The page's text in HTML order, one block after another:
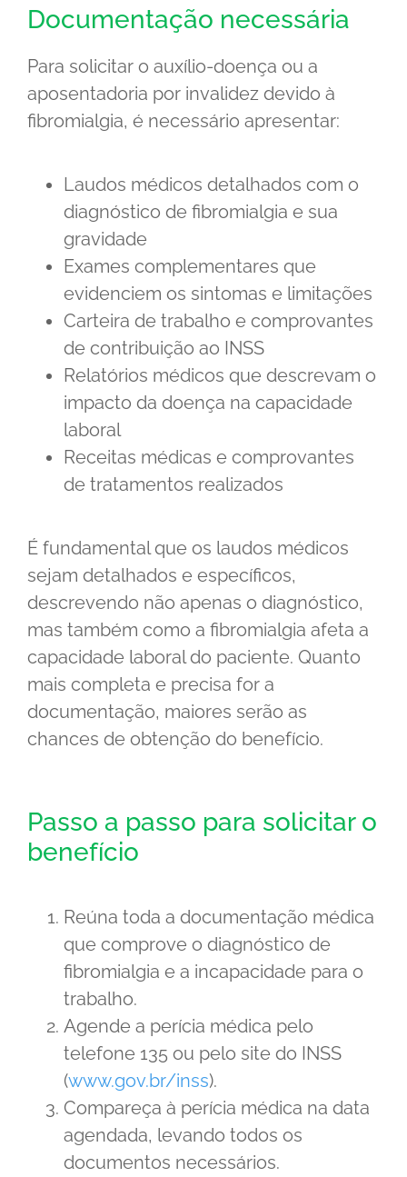
Documentação necessária
Para solicitar o auxílio-doença ou a
aposentadoria por invalidez devido à
fibromialgia, é necessário apresentar:
Laudos médicos detalhados com o
diagnóstico de fibromialgia e sua
gravidade
Exames complementares que
evidenciem os sintomas e limitações
Carteira de trabalho e comprovantes
de contribuição ao INSS
Relatórios médicos que descrevam o
impacto da doença na capacidade
laboral
Receitas médicas e comprovantes
de tratamentos realizados
É fundamental que os laudos médicos
sejam detalhados e específicos,
descrevendo não apenas o diagnóstico,
mas também como a fibromialgia afeta a
capacidade laboral do paciente. Quanto
mais completa e precisa for a
documentação, maiores serão as
chances de obtenção do benefício.
Passo a passo para solicitar o
benefício
Reúna toda a documentação médica
que comprove o diagnóstico de
fibromialgia e a incapacidade para o
trabalho.
Agende a perícia médica pelo
telefone 135 ou pelo site do INSS
(www.gov.br/inss).
Compareça à perícia médica na data
agendada, levando todos os
documentos necessários.